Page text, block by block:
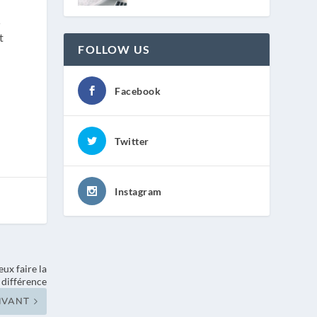
faire la
différence
FOLLOW US
Facebook
Twitter
Instagram